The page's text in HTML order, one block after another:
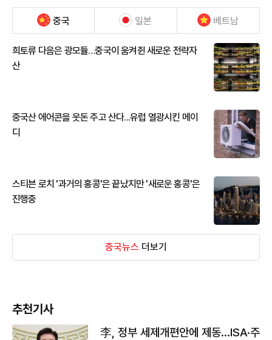
중국 일본 베트남
희토류 다음은 광모듈…중국이 움켜쥔 새로운 전략자
산
중국산 에어콘을 웃돈 주고 산다...유럽 열광시킨 메이
디
스티븐 로치 '과거의 홍콩'은 끝났지만 '새로운 홍콩'은
진행중
중국뉴스 더보기
추천기사
李, 정부 세제개편안에 제동…ISA·주